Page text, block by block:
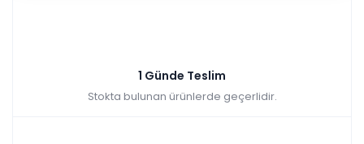
1 Günde Teslim
Stokta bulunan ürünlerde geçerlidir.